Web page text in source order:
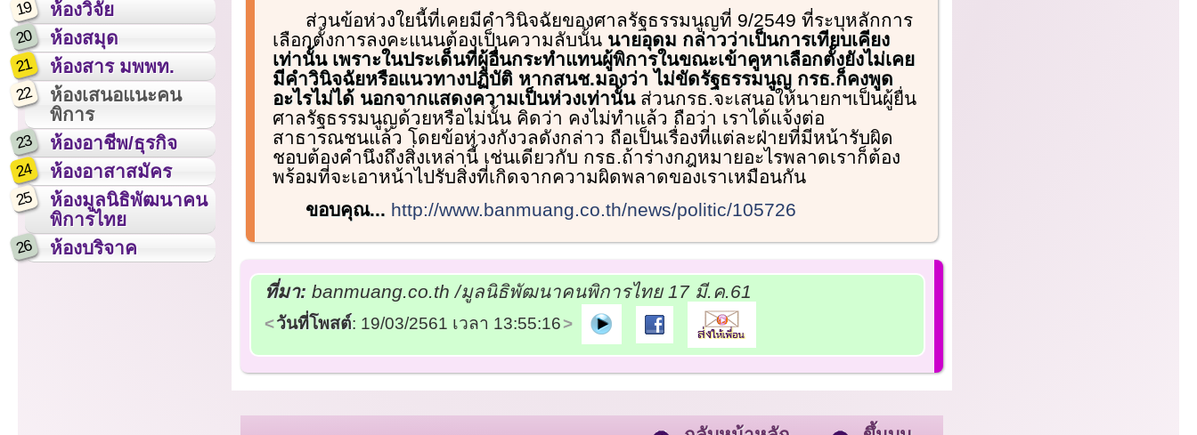
19 ห้องวิจัย
20 ห้องสมุด
21 ห้องสาร มพพท.
22
ห้องเสนอแนะคน
พิการ
23 ห้องอาชีพ/ธุรกิจ
24 ห้องอาสาสมัคร
25
ห้องมูลนิธิพัฒนาคน
พิการไทย
26 ห้องบริจาค
ส่วนข้อห่วงใยนี้ที่เคยมีคำวินิจฉัยของศาลรัฐธรรมนูญที่ 9/2549 ที่ระบุหลักการ
เลือกตั้งการลงคะแนนต้องเป็นความลับนั้น นายอุดม กล่าวว่าเป็นการเทียบเคียง
เท่านั้น เพราะในประเด็นที่ผู้อื่นกระทำแทนผู้พิการในขณะเข้าคูหาเลือกตั้งยังไม่เคย
มีคำวินิจฉัยหรือแนวทางปฏิบัติ หากสนช.มองว่า ไม่ขัดรัฐธรรมนูญ กรธ.ก็คงพูด
อะไรไม่ได้ นอกจากแสดงความเป็นห่วงเท่านั้น ส่วนกรธ.จะเสนอให้นายกฯเป็นผู้ยื่น
ศาลรัฐธรรมนูญด้วยหรือไม่นั้น คิดว่า คงไม่ทำแล้ว ถือว่า เราได้แจ้งต่อ
สาธารณชนแล้ว โดยข้อห่วงกังวลดังกล่าว ถือเป็นเรื่องที่แต่ละฝ่ายที่มีหน้ารับผิด
ชอบต้องคำนึงถึงสิ่งเหล่านี้ เช่นเดียวกับ กรธ.ถ้าร่างกฎหมายอะไรพลาดเราก็ต้อง
พร้อมที่จะเอาหน้าไปรับสิ่งที่เกิดจากความผิดพลาดของเราเหมือนกัน
ขอบคุณ... http://www.banmuang.co.th/news/politic/105726
ที่มา: banmuang.co.th /มูลนิธิพัฒนาคนพิการไทย 17 มี.ค.61
วันที่โพสต์: 19/03/2561 เวลา 13:55:16